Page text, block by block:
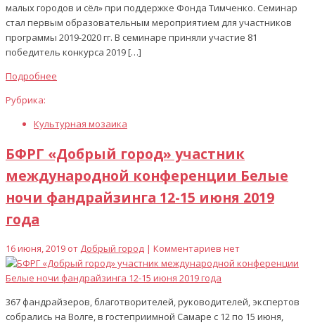
малых городов и сёл» при поддержке Фонда Тимченко. Семинар
стал первым образовательным мероприятием для участников
программы 2019-2020 гг. В семинаре приняли участие 81
победитель конкурса 2019 […]
Подробнее
Рубрика:
Культурная мозаика
БФРГ «Добрый город» участник
международной конференции Белые
ночи фандрайзинга 12-15 июня 2019
года
16 июня, 2019 от Добрый город | Комментариев нет
367 фандрайзеров, благотворителей, руководителей, экспертов
собрались на Волге, в гостеприимной Самаре с 12 по 15 июня,